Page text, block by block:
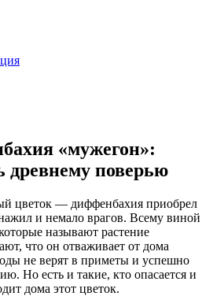
«мужегон»:
древнему поверью
цветок — диффенбахия приобрел
и немало врагов. Всему виной
называют растение
что он отваживает от дома
не верят в приметы и успешно
Но есть и такие, кто опасается и
дома этот цветок.